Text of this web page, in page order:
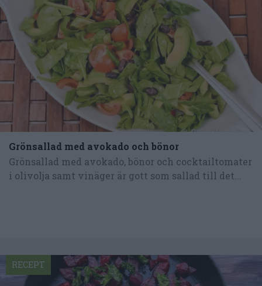
Grönsallad med avokado och bönor
Grönsallad med avokado, bönor och cocktailtomater
i olivolja samt vinäger är gott som sallad till det...
RECEPT